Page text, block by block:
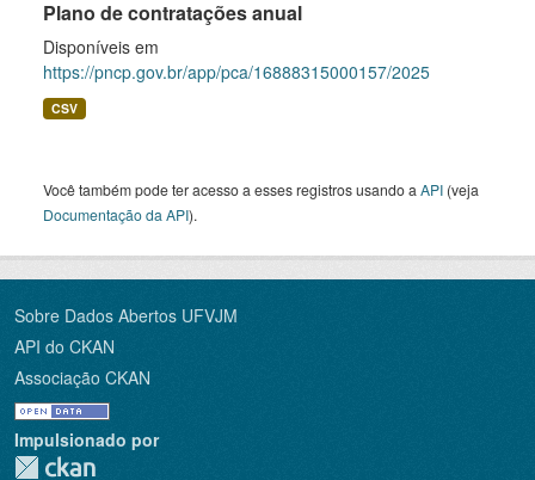
Plano de contratações anual
Disponíveis em
https://pncp.gov.br/app/pca/16888315000157/2025
CSV
Você também pode ter acesso a esses registros usando a API (veja
Documentação da API).
Sobre Dados Abertos UFVJM
API do CKAN
Associação CKAN
Impulsionado por